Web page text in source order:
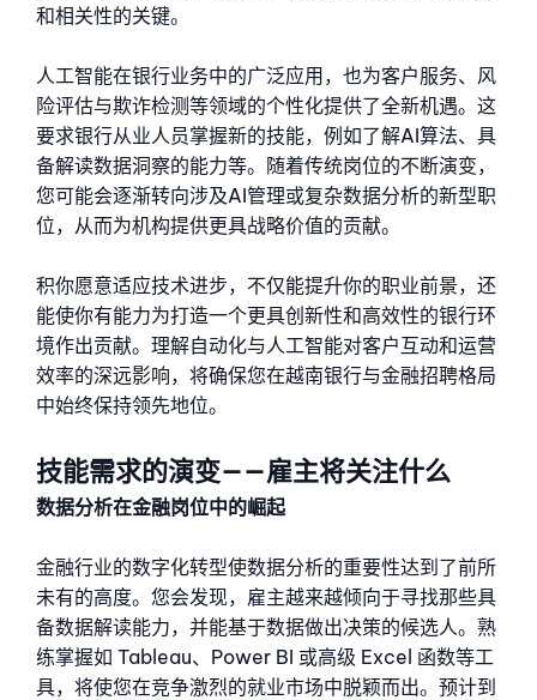
和相关性的关键。
人工智能在银行业务中的广泛应用，也为客户服务、风
险评估与欺诈检测等领域的个性化提供了全新机遇。这
要求银行从业人员掌握新的技能，例如了解AI算法、具
备解读数据洞察的能力等。随着传统岗位的不断演变，
您可能会逐渐转向涉及AI管理或复杂数据分析的新型职
位，从而为机构提供更具战略价值的贡献。
积你愿意适应技术进步，不仅能提升你的职业前景，还
能使你有能力为打造一个更具创新性和高效性的银行环
境作出贡献。理解自动化与人工智能对客户互动和运营
效率的深远影响，将确保您在越南银行与金融招聘格局
中始终保持领先地位。
技能需求的演变——雇主将关注什么
数据分析在金融岗位中的崛起
金融行业的数字化转型使数据分析的重要性达到了前所
未有的高度。您会发现，雇主越来越倾向于寻找那些具
备数据解读能力，并能基于数据做出决策的候选人。熟
练掌握如 Tableau、Power BI 或高级 Excel 函数等工
具，将使您在竞争激烈的就业市场中脱颖而出。预计到